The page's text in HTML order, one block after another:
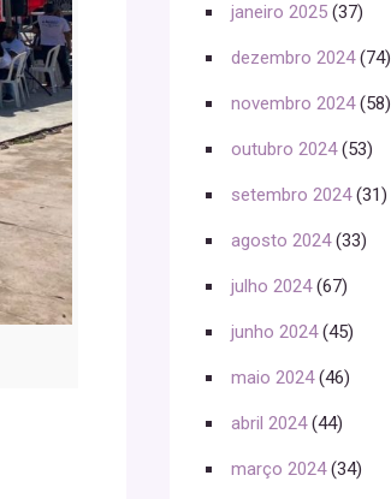
janeiro 2025 (37)
dezembro 2024(74)
novembro 2024(58)
outubro 2024(53)
setembro 2024(31)
agosto 2024(33)
julho 2024(67)
junho 2024(45)
maio 2024(46)
abril 2024(44)
março 2024(34)